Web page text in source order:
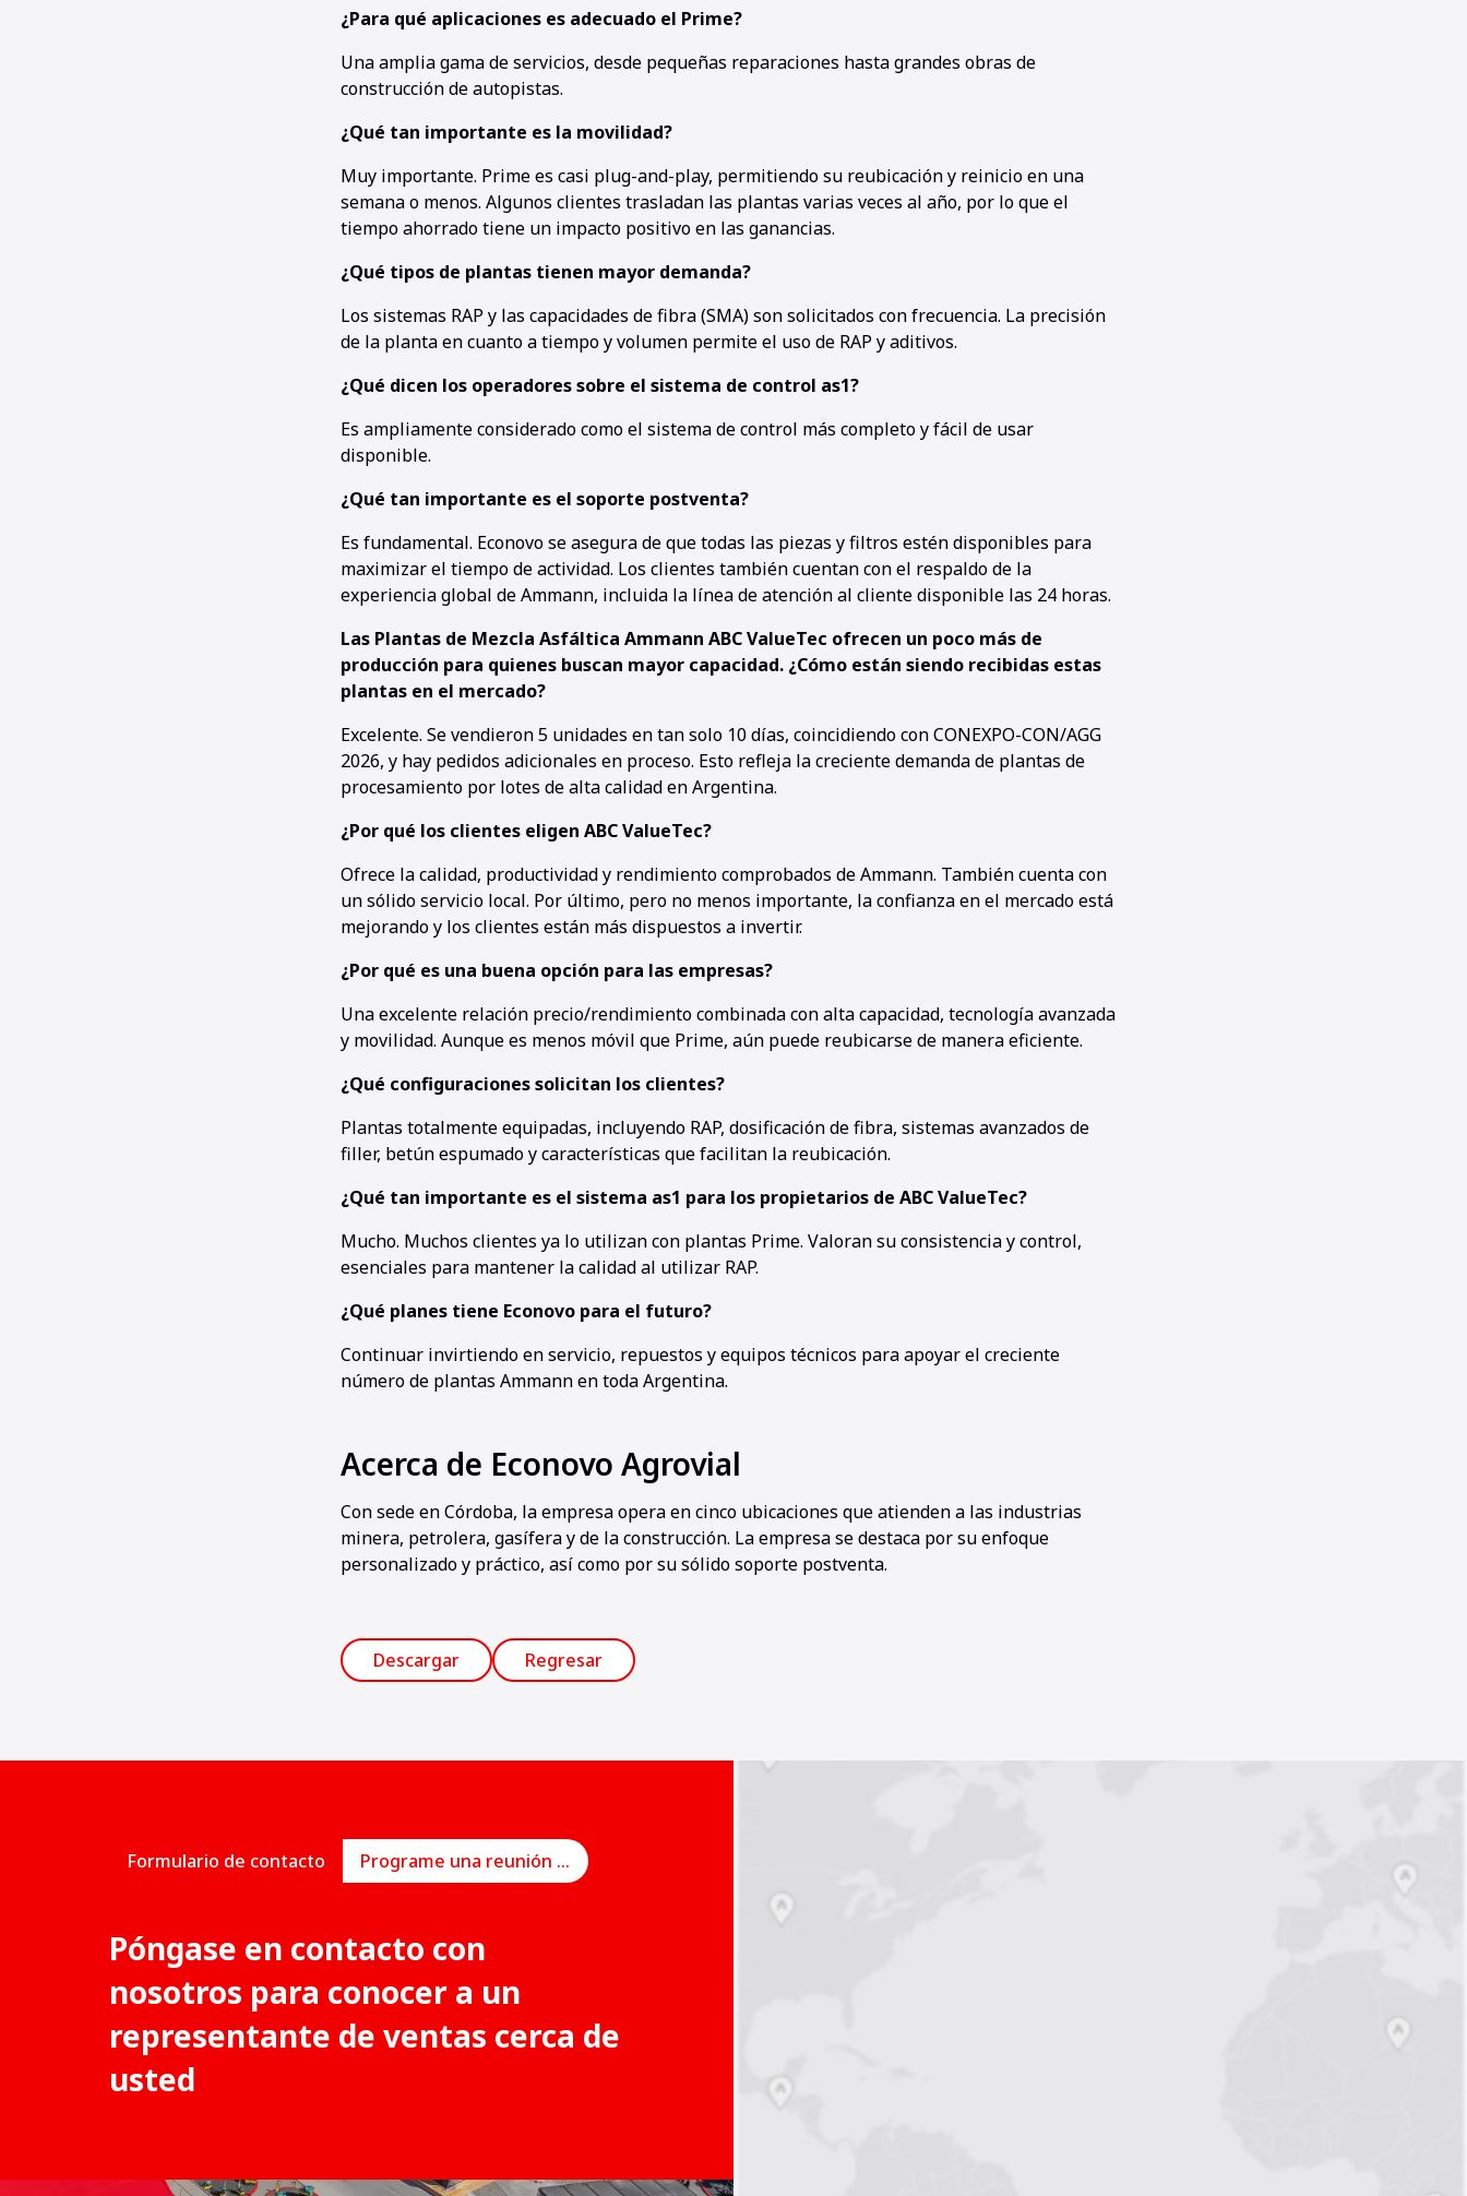
¿Para qué aplicaciones es adecuado el Prime?
Una amplia gama de servicios, desde pequeñas reparaciones hasta grandes obras de
construcción de autopistas.
¿Qué tan importante es la movilidad?
Muy importante. Prime es casi plug-and-play, permitiendo su reubicación y reinicio en una
semana o menos. Algunos clientes trasladan las plantas varias veces al año, por lo que el
tiempo ahorrado tiene un impacto positivo en las ganancias.
¿Qué tipos de plantas tienen mayor demanda?
Los sistemas RAP y las capacidades de fibra (SMA) son solicitados con frecuencia. La precisión
de la planta en cuanto a tiempo y volumen permite el uso de RAP y aditivos.
¿Qué dicen los operadores sobre el sistema de control as1?
Es ampliamente considerado como el sistema de control más completo y fácil de usar
disponible.
¿Qué tan importante es el soporte postventa?
Es fundamental. Econovo se asegura de que todas las piezas y filtros estén disponibles para
maximizar el tiempo de actividad. Los clientes también cuentan con el respaldo de la
experiencia global de Ammann, incluida la línea de atención al cliente disponible las 24 horas.
Las Plantas de Mezcla Asfáltica Ammann ABC ValueTec ofrecen un poco más de
producción para quienes buscan mayor capacidad. ¿Cómo están siendo recibidas estas
plantas en el mercado?
Excelente. Se vendieron 5 unidades en tan solo 10 días, coincidiendo con CONEXPO-CON/AGG
2026, y hay pedidos adicionales en proceso. Esto refleja la creciente demanda de plantas de
procesamiento por lotes de alta calidad en Argentina.
¿Por qué los clientes eligen ABC ValueTec?
Ofrece la calidad, productividad y rendimiento comprobados de Ammann. También cuenta con
un sólido servicio local. Por último, pero no menos importante, la confianza en el mercado está
mejorando y los clientes están más dispuestos a invertir.
¿Por qué es una buena opción para las empresas?
Una excelente relación precio/rendimiento combinada con alta capacidad, tecnología avanzada
y movilidad. Aunque es menos móvil que Prime, aún puede reubicarse de manera eficiente.
¿Qué configuraciones solicitan los clientes?
Plantas totalmente equipadas, incluyendo RAP, dosificación de fibra, sistemas avanzados de
filler, betún espumado y características que facilitan la reubicación.
¿Qué tan importante es el sistema as1 para los propietarios de ABC ValueTec?
Mucho. Muchos clientes ya lo utilizan con plantas Prime. Valoran su consistencia y control,
esenciales para mantener la calidad al utilizar RAP.
¿Qué planes tiene Econovo para el futuro?
Continuar invirtiendo en servicio, repuestos y equipos técnicos para apoyar el creciente
número de plantas Ammann en toda Argentina.
Acerca de Econovo Agrovial
Con sede en Córdoba, la empresa opera en cinco ubicaciones que atienden a las industrias
minera, petrolera, gasífera y de la construcción. La empresa se destaca por su enfoque
personalizado y práctico, así como por su sólido soporte postventa.
Descargar Regresar
Formulario de contacto Programe una reunión en línea
Póngase en contacto con
nosotros para conocer a un
representante de ventas cerca de
usted